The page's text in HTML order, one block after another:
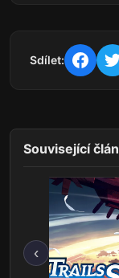
Sdílet:
Související
‹